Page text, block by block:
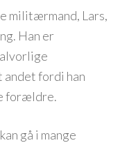
militærmand, Lars,
Han er
fordi han
forældre.
gå i mange